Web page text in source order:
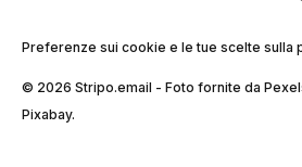
Preferenze sui cookie e le tue scelte sulla
© 2026 Stripо.email - Foto fornite da
Pixabay.